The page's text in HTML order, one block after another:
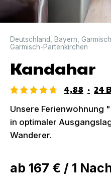
Deutschland Bayern
Garmisch-Partenkirchen
Kandahar
4,88 · 24
Unsere Ferienwohnung
in optimaler
Wanderer.
ab 167 € / 1